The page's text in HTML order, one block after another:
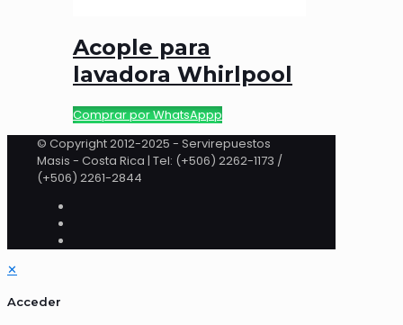
Acople para
lavadora Whirlpool
Comprar por WhatsAppp
© Copyright 2012-2025 - Servirepuestos
Masis - Costa Rica | Tel: (+506) 2262-1173 /
(+506) 2261-2844
✕
Acceder